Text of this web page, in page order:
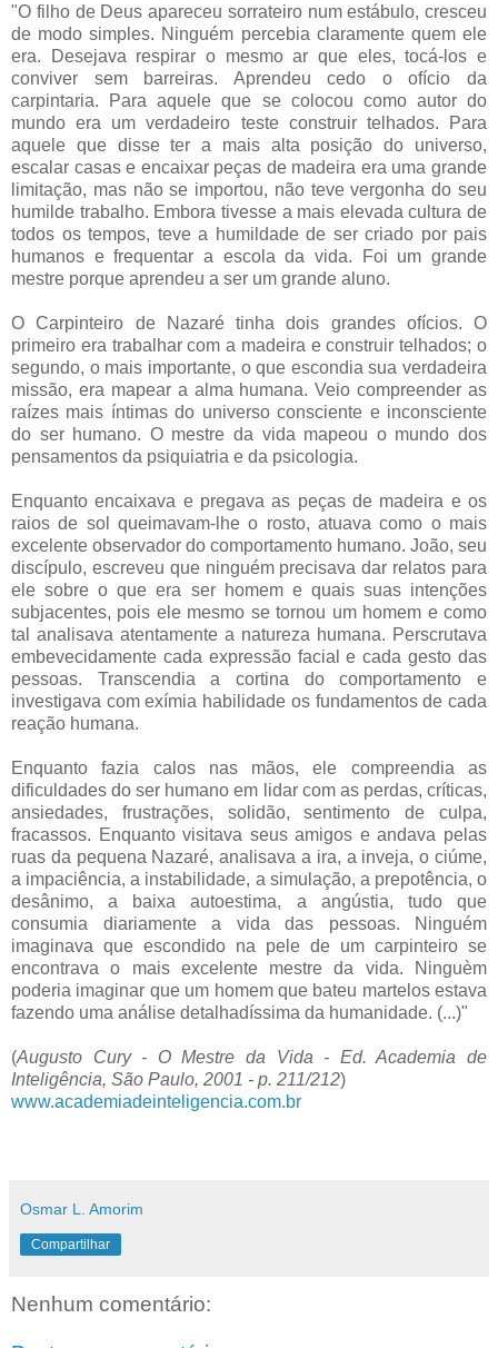
"O filho de Deus apareceu sorrateiro num estábulo, cresceu
de modo simples. Ninguém percebia claramente quem ele
era. Desejava respirar o mesmo ar que eles, tocá-los e
conviver sem barreiras. Aprendeu cedo o ofício da
carpintaria. Para aquele que se colocou como autor do
mundo era um verdadeiro teste construir telhados. Para
aquele que disse ter a mais alta posição do universo,
escalar casas e encaixar peças de madeira era uma grande
limitação, mas não se importou, não teve vergonha do seu
humilde trabalho. Embora tivesse a mais elevada cultura de
todos os tempos, teve a humildade de ser criado por pais
humanos e frequentar a escola da vida. Foi um grande
mestre porque aprendeu a ser um grande aluno.
O Carpinteiro de Nazaré tinha dois grandes ofícios. O
primeiro era trabalhar com a madeira e construir telhados; o
segundo, o mais importante, o que escondia sua verdadeira
missão, era mapear a alma humana. Veio compreender as
raízes mais íntimas do universo consciente e inconsciente
do ser humano. O mestre da vida mapeou o mundo dos
pensamentos da psiquiatria e da psicologia.
Enquanto encaixava e pregava as peças de madeira e os
raios de sol queimavam-lhe o rosto, atuava como o mais
excelente observador do comportamento humano. João, seu
discípulo, escreveu que ninguém precisava dar relatos para
ele sobre o que era ser homem e quais suas intenções
subjacentes, pois ele mesmo se tornou um homem e como
tal analisava atentamente a natureza humana. Perscrutava
embevecidamente cada expressão facial e cada gesto das
pessoas. Transcendia a cortina do comportamento e
investigava com exímia habilidade os fundamentos de cada
reação humana.
Enquanto fazia calos nas mãos, ele compreendia as
dificuldades do ser humano em lidar com as perdas, críticas,
ansiedades, frustrações, solidão, sentimento de culpa,
fracassos. Enquanto visitava seus amigos e andava pelas
ruas da pequena Nazaré, analisava a ira, a inveja, o ciúme,
a impaciência, a instabilidade, a simulação, a prepotência, o
desânimo, a baixa autoestima, a angústia, tudo que
consumia diariamente a vida das pessoas. Ninguém
imaginava que escondido na pele de um carpinteiro se
encontrava o mais excelente mestre da vida. Ninguèm
poderia imaginar que um homem que bateu martelos estava
fazendo uma análise detalhadíssima da humanidade. (...)"
(Augusto Cury - O Mestre da Vida - Ed. Academia de
Inteligência, São Paulo, 2001 - p. 211/212)
www.academiadeinteligencia.com.br
Osmar L. Amorim
Compartilhar
Nenhum comentário: